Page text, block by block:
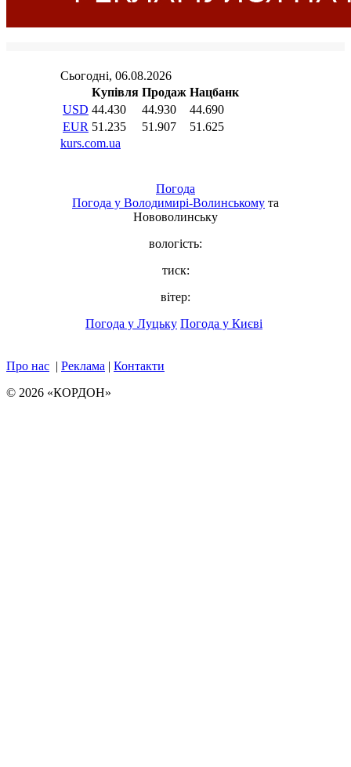
Погода
Погода у Володимирі-Волинському та
Нововолинську
вологість:
тиск:
вітер:
Погода у Луцьку Погода у Києві
Про нас | Реклама | Контакти
© 2026 «КОРДОН»